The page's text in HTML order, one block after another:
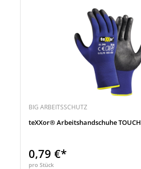
BIG ARBEITSSCHUTZ
teXXor® Arbeitshandschuhe TOUCH
0,79 €*
pro Stück